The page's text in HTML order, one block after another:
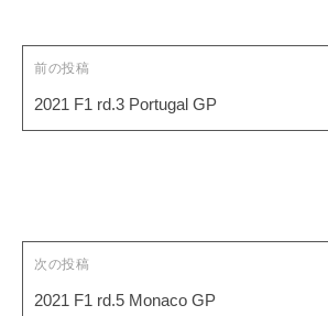
ビ
ゲ
ー
シ
前の投稿
2021 F1 rd.3 Portugal GP
次の投稿
2021 F1 rd.5 Monaco GP